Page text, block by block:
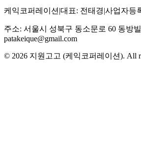
케익코퍼레이션 |대표: 전태경|사업자등
주소: 서울시 성북구 동소문로 60 동방
patakeique@gmail.com
© 2026 지원고고 (케익코퍼레이션). All